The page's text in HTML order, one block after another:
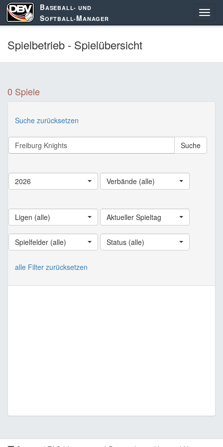
BASEBALL- UND
SOFTBALL-MANAGER
Spielbetrieb - Spielübersicht
0 Spiele
Suche zurücksetzen
Suche
2026 Verbände (alle)
Ligen (alle) Aktueller Spieltag
Spielfelder (alle) Status (alle)
alle Filter zurücksetzen